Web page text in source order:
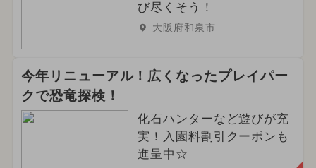
び尽くそう！
大阪府和泉市
今年リニューアル！広くなったプレイパー
クで恐竜探検！
化石ハンターなど遊びが充
実！入園料割引クーポンも
進呈中☆